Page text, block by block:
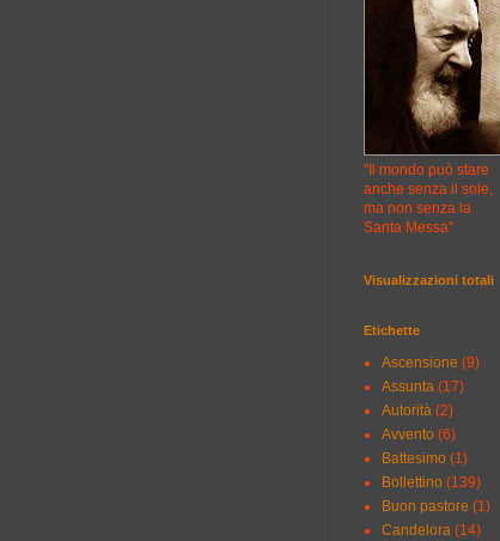
"Il mondo può stare
anche senza il sole,
ma non senza la
Santa Messa"
Visualizzazioni totali
Etichette
Ascensione (9)
Assunta (17)
Autorità (2)
Avvento (6)
Battesimo (1)
Bollettino (139)
Buon pastore (1)
Candelora (14)